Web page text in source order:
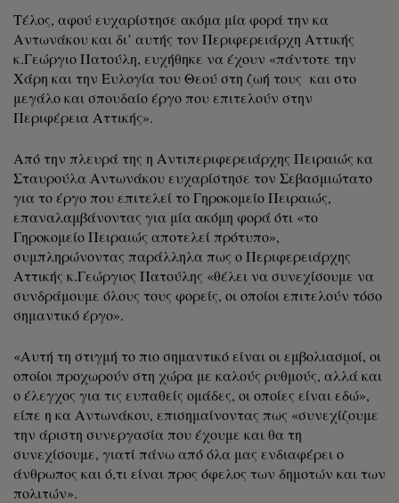
Τέλος, αφού ευχαρίστησε ακόμα μία φορά την κα
Αντωνάκου και δι’ αυτής τον Περιφερειάρχη Αττικής
κ.Γεώργιο Πατούλη, ευχήθηκε να έχουν «πάντοτε την
Χάρη και την Ευλογία του Θεού στη ζωή τους και στο
μεγάλο και σπουδαίο έργο που επιτελούν στην
Περιφέρεια Αττικής».
Από την πλευρά της η Αντιπεριφερειάρχης Πειραιώς κα
Σταυρούλα Αντωνάκου ευχαρίστησε τον Σεβασμιώτατο
για το έργο που επιτελεί το Γηροκομείο Πειραιώς,
επαναλαμβάνοντας για μία ακόμη φορά ότι «το
Γηροκομείο Πειραιώς αποτελεί πρότυπο»,
συμπληρώνοντας παράλληλα πως ο Περιφερειάρχης
Αττικής κ.Γεώργιος Πατούλης «θέλει να συνεχίσουμε να
συνδράμουμε όλους τους φορείς, οι οποίοι επιτελούν τόσο
σημαντικό έργο».
«Αυτή τη στιγμή το πιο σημαντικό είναι οι εμβολιασμοί, οι
οποίοι προχωρούν στη χώρα με καλούς ρυθμούς, αλλά και
ο έλεγχος για τις ευπαθείς ομάδες, οι οποίες είναι εδώ»,
είπε η κα Αντωνάκου, επισημαίνοντας πως «συνεχίζουμε
την άριστη συνεργασία που έχουμε και θα τη
συνεχίσουμε, γιατί πάνω από όλα μας ενδιαφέρει ο
άνθρωπος και ό,τι είναι προς όφελος των δημοτών και των
πολιτών».